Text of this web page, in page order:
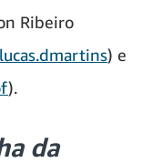
Ribeiro
lucas.dmartins) e
).
da